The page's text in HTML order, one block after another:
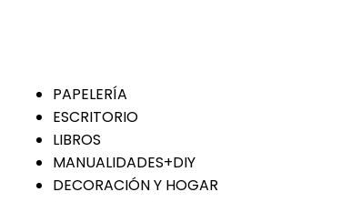
PAPELERÍA
ESCRITORIO
LIBROS
MANUALIDADES+DIY
DECORACIÓN Y HOGAR